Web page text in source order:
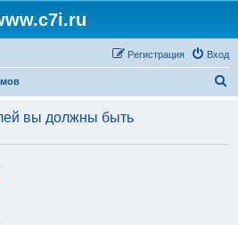
Вход
Регистрация
с
вы должны быть